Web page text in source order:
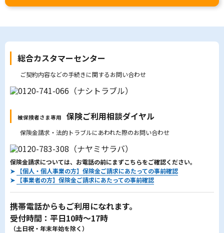
総合カスタマーセンター
ご契約内容などの手続きに関するお問い合わせ
被保険者さま専用 保険ご利用相談ダイヤル
保険金請求・法的トラブルにあわれた際のお問い合わせ
保険金請求については、お電話の前にまずこちらをご確認ください。
➤
【個人・個人事業の方】保険金ご請求にあたっての事前確認
➤
【事業者の方】保険金ご請求にあたっての事前確認
携帯電話からもご利用になれます。
受付時間：平日10時～17時
（土日祝・年末年始を除く）